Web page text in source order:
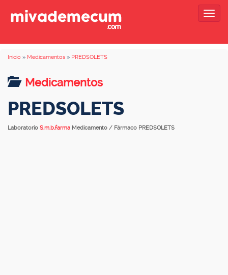
Inicio » Medicamentos » PREDSOLETS
Medicamentos
PREDSOLETS
Laboratorio S.m.b.farma Medicamento / Fármaco PREDSOLETS